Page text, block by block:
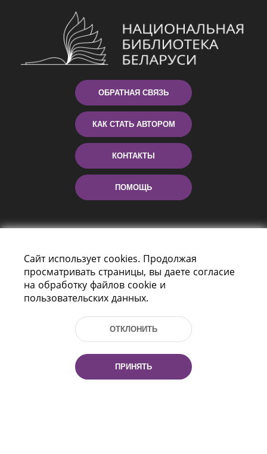
ОБРАТНАЯ СВЯЗЬ
КАК СТАТЬ АВТОРОМ
КОНТАКТЫ
ПОМОЩЬ
Пр-т Независимости 116
г. Минск, Республика Беларусь, 220114
Тел.: (+375 17) 368 37 37, Факс: (+375 17)
Эл. почта: inbox@nlb.by
Сайт использует cookies. Продолжая
просматривать страницы, вы даете согласие
на обработку файлов cookie и
пользовательских данных.
ОТКЛОНИТЬ
ПРИНЯТЬ